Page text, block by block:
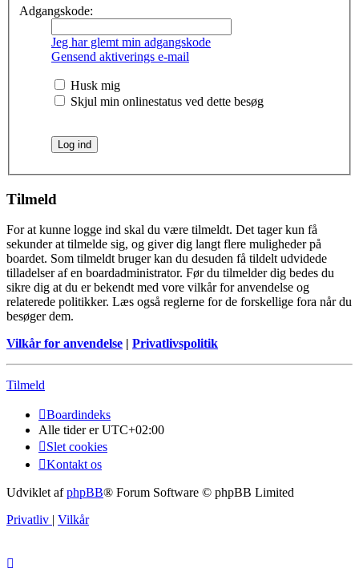
Adgangskode:
Jeg har glemt min adgangskode
Gensend aktiverings e-mail
Husk mig
Skjul min onlinestatus ved dette besøg
Tilmeld
For at kunne logge ind skal du være tilmeldt. Det tager kun få
sekunder at tilmelde sig, og giver dig langt flere muligheder på
boardet. Som tilmeldt bruger kan du desuden få tildelt udvidede
tilladelser af en boardadministrator. Før du tilmelder dig bedes du
sikre dig at du er bekendt med vore vilkår for anvendelse og
relaterede politikker. Læs også reglerne for de forskellige fora når du
besøger dem.
Vilkår for anvendelse | Privatlivspolitik
Tilmeld
Boardindeks
Alle tider erUTC+02:00
Slet cookies
Kontakt os
Udviklet afphpBB® Forum Software © phpBB Limited
Privatliv | Vilkår